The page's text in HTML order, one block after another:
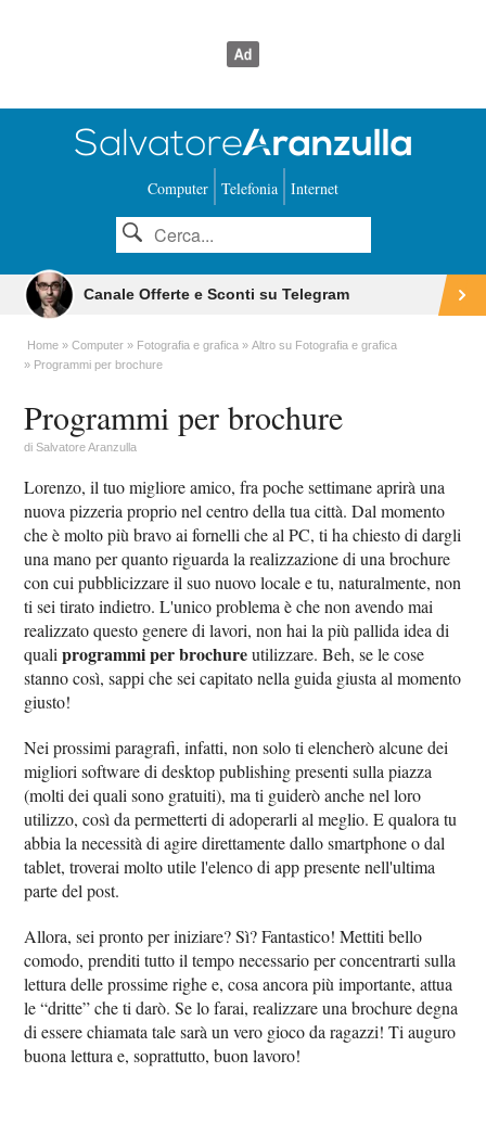
Computer Telefonia Internet
Canale Offerte e Sconti su Telegram
Home Computer Fotografia e grafica
Altro su Fotografia e grafica
Programmi per brochure
Programmi per brochure
diSalvatore Aranzulla
Lorenzo, il tuo migliore amico, fra poche settimane aprirà una
nuova pizzeria proprio nel centro della tua città. Dal momento
che è molto più bravo ai fornelli che al PC, ti ha chiesto di dargli
una mano per quanto riguarda la realizzazione di una brochure
con cui pubblicizzare il suo nuovo locale e tu, naturalmente, non
ti sei tirato indietro. L'unico problema è che non avendo mai
realizzato questo genere di lavori, non hai la più pallida idea di
qualiprogrammi per brochureutilizzare. Beh, se le cose
stanno così, sappi che sei capitato nella guida giusta al momento
giusto!
Nei prossimi paragrafi, infatti, non solo ti elencherò alcune dei
migliori software di desktop publishing presenti sulla piazza
(molti dei quali sono gratuiti), ma ti guiderò anche nel loro
utilizzo, così da permetterti di adoperarli al meglio. E qualora tu
abbia la necessità di agire direttamente dallo smartphone o dal
tablet, troverai molto utile l'elenco di app presente nell'ultima
parte del post.
Allora, sei pronto per iniziare? Sì? Fantastico! Mettiti bello
comodo, prenditi tutto il tempo necessario per concentrarti sulla
lettura delle prossime righe e, cosa ancora più importante, attua
le “dritte” che ti darò. Se lo farai, realizzare una brochure degna
di essere chiamata tale sarà un vero gioco da ragazzi! Ti auguro
buona lettura e, soprattutto, buon lavoro!